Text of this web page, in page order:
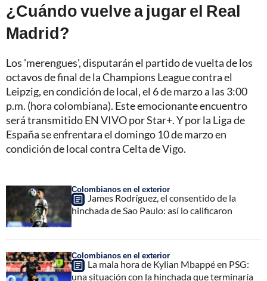
¿Cuándo vuelve a jugar el Real
Madrid?
Los 'merengues', disputarán el partido de vuelta de los
octavos de final de la Champions League contra el
Leipzig, en condición de local, el 6 de marzo a las 3:00
p.m. (hora colombiana). Este emocionante encuentro
será transmitido EN VIVO por Star+. Y por la Liga de
España se enfrentara el domingo 10 de marzo en
condición de local contra Celta de Vigo.
Colombianos en el exterior
James Rodríguez, el consentido de la
hinchada de Sao Paulo: así lo calificaron
Colombianos en el exterior
La mala hora de Kylian Mbappé en PSG:
una situación con la hinchada que terminaría